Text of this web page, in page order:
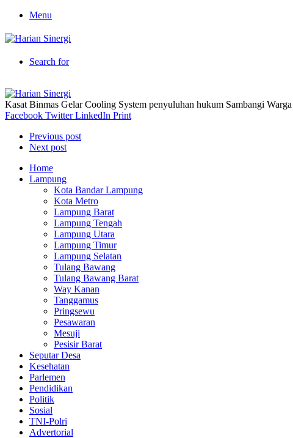
Menu
Search for
Kasat Binmas Gelar Cooling System penyuluhan hukum Sambangi
Facebook Twitter LinkedIn Print
Previous post
Next post
Home
Lampung
Kota Bandar Lampung
Kota Metro
Lampung Barat
Lampung Tengah
Lampung Utara
Lampung Timur
Lampung Selatan
Tulang Bawang
Tulang Bawang Barat
Way Kanan
Tanggamus
Pringsewu
Pesawaran
Mesuji
Pesisir Barat
Seputar Desa
Kesehatan
Parlemen
Pendidikan
Politik
Sosial
TNI-Polri
Advertorial